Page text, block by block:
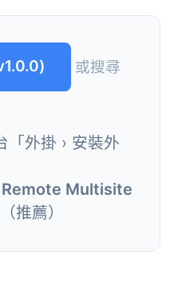
或搜尋
外掛 › 安裝外
Multisite
推薦）